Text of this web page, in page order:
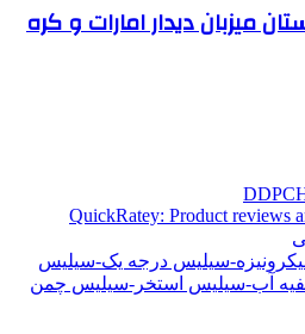
میزبان دیدار امارات و کره
QuickRatey: Product reviews
سیلیس درجه یک-سیلیس
آب-سیلیس استخر-سیلیس چمن